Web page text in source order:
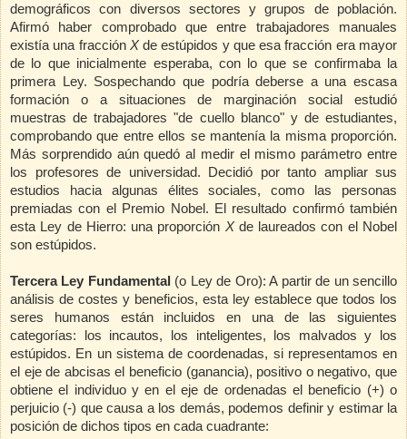
demográficos con diversos sectores y grupos de población.
Afirmó haber comprobado que entre trabajadores manuales
existía una fracción Xde estúpidos y que esa fracción era mayor
de lo que inicialmente esperaba, con lo que se confirmaba la
primera Ley. Sospechando que podría deberse a una escasa
formación o a situaciones de marginación social estudió
muestras de trabajadores "de cuello blanco" y de estudiantes,
comprobando que entre ellos se mantenía la misma proporción.
Más sorprendido aún quedó al medir el mismo parámetro entre
los profesores de universidad. Decidió por tanto ampliar sus
estudios hacia algunas élites sociales, como las personas
premiadas con el Premio Nobel. El resultado confirmó también
esta Ley de Hierro: una proporción Xde laureados con el Nobel
son estúpidos.
Tercera Ley Fundamental (o Ley de Oro): A partir de un sencillo
análisis de costes y beneficios, esta ley establece que todos los
seres humanos están incluidos en una de las siguientes
categorías: los incautos, los inteligentes, los malvados y los
estúpidos. En un sistema de coordenadas, si representamos en
el eje de abcisas el beneficio (ganancia), positivo o negativo, que
obtiene el individuo y en el eje de ordenadas el beneficio (+) o
perjuicio (-) que causa a los demás, podemos definir y estimar la
posición de dichos tipos en cada cuadrante: